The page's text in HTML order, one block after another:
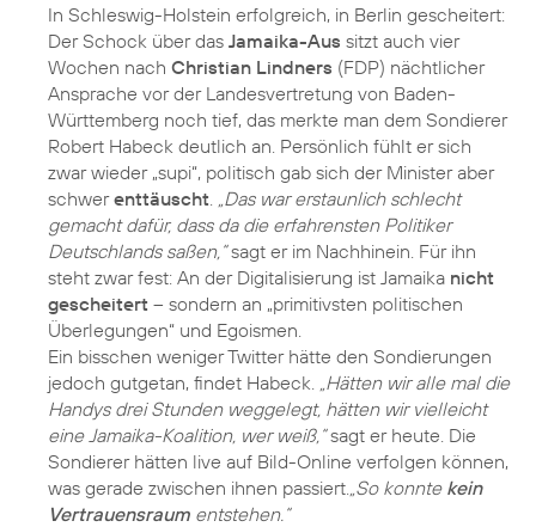
In Schleswig-Holstein erfolgreich, in Berlin gescheitert:
Der Schock über das Jamaika-Aus sitzt auch vier
Wochen nach Christian Lindners (FDP) nächtlicher
Ansprache vor der Landesvertretung von Baden-
Württemberg noch tief, das merkte man dem Sondierer
Robert Habeck deutlich an. Persönlich fühlt er sich
zwar wieder „supi“, politisch gab sich der Minister aber
schwerenttäuscht
„Das war erstaunlich schlecht
gemacht dafür, dass da die erfahrensten Politiker
Deutschlands saßen,“sagt er im Nachhinein. Für ihn
steht zwar fest: An der Digitalisierung ist Jamaika nicht
gescheitert – sondern an „primitivsten politischen
Überlegungen“ und Egoismen.
Ein bisschen weniger Twitter hätte den Sondierungen
jedoch gutgetan, findet Habeck.
„Hätten wir alle mal die
Handys drei Stunden weggelegt, hätten wir vielleicht
eine Jamaika-Koalition, wer weiß,“sagt er heute. Die
Sondierer hätten live auf Bild-Online verfolgen können,
was gerade zwischen ihnen passiert. „So konnte kein
Vertrauensraum entstehen.“